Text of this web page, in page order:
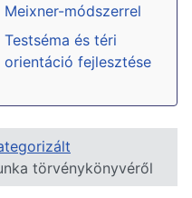
Meixner-módszerrel
Testséma és téri
orientáció fejlesztése
törvénykönyvéről